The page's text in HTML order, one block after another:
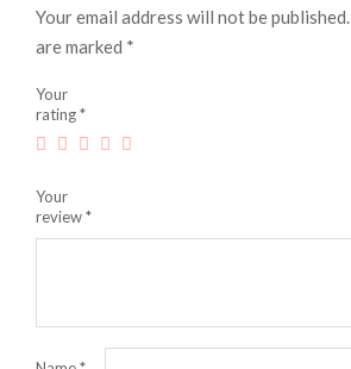
Your email address will not be published.
are marked *
Your
rating*
Your
review*